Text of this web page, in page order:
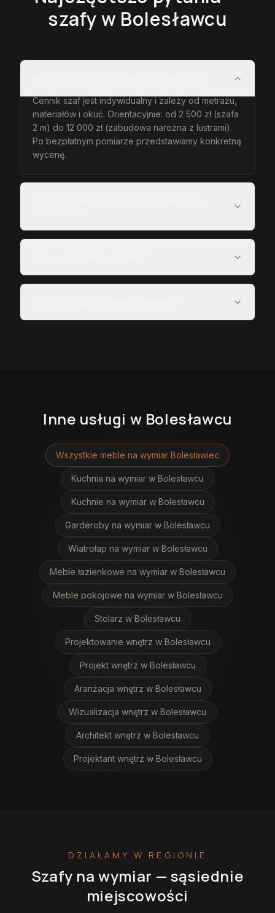
szafyw Bolesławcu
Cennik szaf jest indywidualny i zależy od metrażu,
materiałów i okuć. Orientacyjnie: od 2 500 zł (szafa
2 m) do 12 000 zł (zabudowa narożna z lustrami).
Po bezpłatnym pomiarze przedstawiamy konkretną
wycenę.
Inne usługi w Bolesławcu
Wszystkie meble na wymiar Bolesławiec
Kuchnia na wymiar w Bolesławcu
Kuchnie na wymiar w Bolesławcu
Garderoby na wymiar w Bolesławcu
Wiatrołap na wymiar w Bolesławcu
Meble łazienkowe na wymiar w Bolesławcu
Meble pokojowe na wymiar w Bolesławcu
Stolarz w Bolesławcu
Projektowanie wnętrz w Bolesławcu
Projekt wnętrz w Bolesławcu
Aranżacja wnętrz w Bolesławcu
Wizualizacja wnętrz w Bolesławcu
Architekt wnętrz w Bolesławcu
Projektant wnętrz w Bolesławcu
DZIAŁAMY W REGIONIE
Szafy na wymiar — sąsiednie
miejscowości